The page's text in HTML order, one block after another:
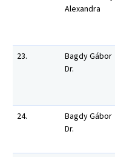
Alexandra
23.
Bagdy Gábor
Dr.
24.
Bagdy Gábor
Dr.